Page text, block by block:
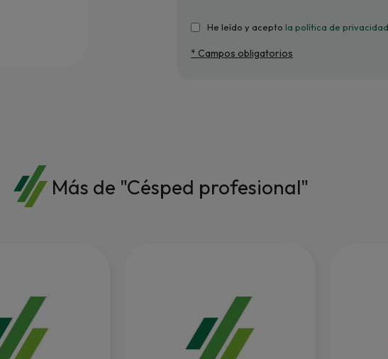
He leído y acepto la política de privacidad
* Campos obligatorios
Más de "Césped profesional"